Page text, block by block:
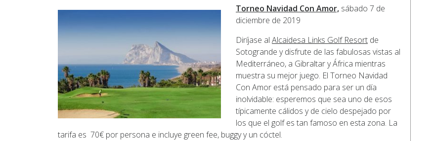
Torneo Navidad Con Amor, sábado 7 de
diciembre de 2019
Diríjase al Alcaidesa Links Golf Resort de
Sotogrande y disfrute de las fabulosas vistas al
Mediterráneo, a Gibraltar y África mientras
muestra su mejor juego. El Torneo Navidad
Con Amor está pensado para ser un día
inolvidable: esperemos que sea uno de esos
típicamente cálidos y de cielo despejado por
los que el golf es tan famoso en esta zona. La
tarifa es 70€ por persona e incluye green fee, buggy y un cóctel.